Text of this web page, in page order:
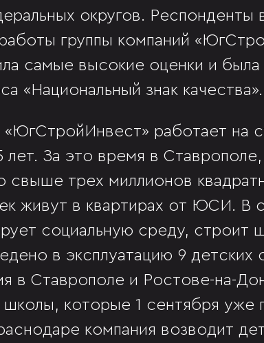
округов.
группы компаний
самые высокие оценки и была
«Национальный знак качества».
«ЮгСтройИнвест» работает на
лет. За это время в
свыше трех миллионов
живут в квартирах от ЮСИ. В
социальную среду, строит
в эксплуатацию 9
в Ставрополе и Ростове-на-
которые 1 сентября уже
компания возводит